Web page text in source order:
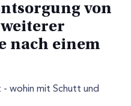
von
nach einem
- wohin mit Schutt und